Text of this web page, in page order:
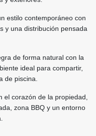
estilo contemporáneo con
y una distribución pensada
de forma natural con la
ideal para compartir,
de piscina.
el corazón de la propiedad,
zona BBQ y un entorno